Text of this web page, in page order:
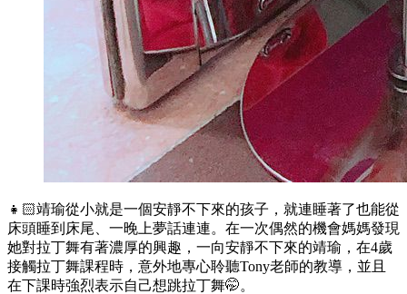
👧🏻靖瑜從小就是一個安靜不下來的孩子，就連睡著了也能從
床頭睡到床尾、一晚上夢話連連。在一次偶然的機會媽媽發現
她對拉丁舞有著濃厚的興趣，一向安靜不下來的靖瑜，在4歲
接觸拉丁舞課程時，意外地專心聆聽Tony老師的教導，並且
在下課時強烈表示自己想跳拉丁舞🤭。